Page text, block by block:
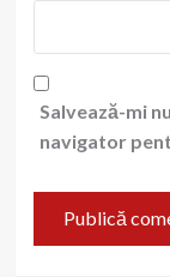
Salvează-mi
navigator